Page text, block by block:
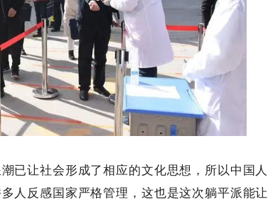
已让社会形成了相应的文化思想，所以中国人
人反感国家严格管理，这也是这次躺平派能让